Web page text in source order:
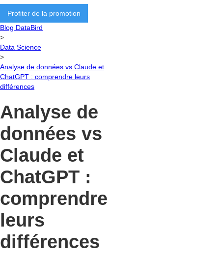
Profiter de la promotion
Blog DataBird
>
Data Science
>
Analyse de données vs Claude et
ChatGPT : comprendre leurs
différences
Analyse de
données vs
Claude et
ChatGPT :
comprendre
leurs
différences